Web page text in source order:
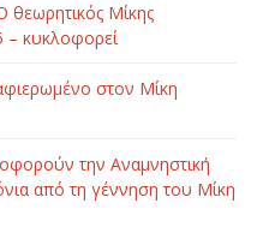
θεωρητικός Μίκης
– κυκλοφορεί
στον Μίκη
την Αναμνηστική
από τη γέννηση του Μίκη